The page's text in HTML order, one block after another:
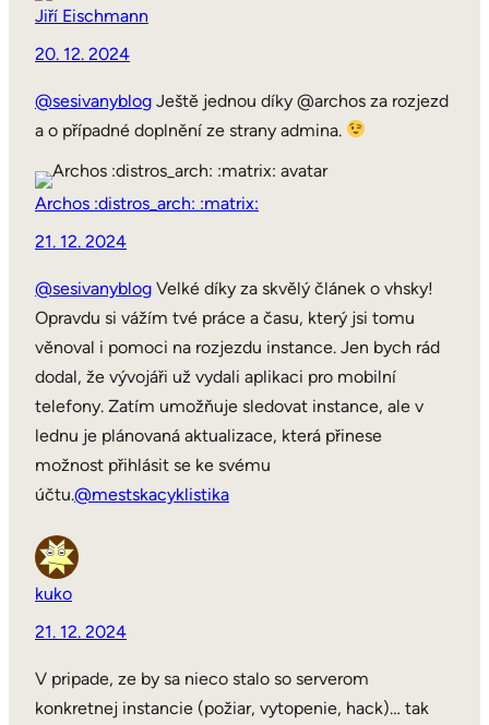
Jiří Eischmann
20. 12. 2024
@sesivanyblog Ještě jednou díky @archos za rozjezd
a o případné doplnění ze strany admina.
Archos :distros_arch: :matrix:
21. 12. 2024
@sesivanyblog Velké díky za skvělý článek o vhsky!
Opravdu si vážím tvé práce a času, který jsi tomu
věnoval i pomoci na rozjezdu instance. Jen bych rád
dodal, že vývojáři už vydali aplikaci pro mobilní
telefony. Zatím umožňuje sledovat instance, ale v
lednu je plánovaná aktualizace, která přinese
možnost přihlásit se ke svému
účtu.@mestskacyklistika
kuko
21. 12. 2024
V pripade, ze by sa nieco stalo so serverom
konkretnej instancie (požiar, vytopenie, hack)… tak